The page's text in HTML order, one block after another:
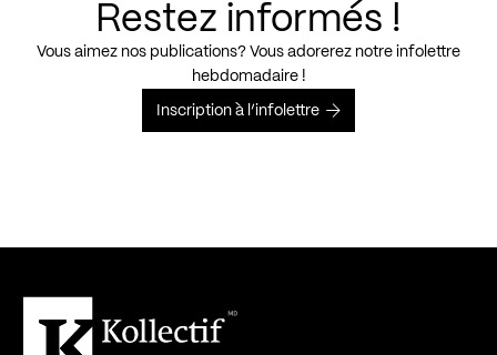
Restez informés !
Vous aimez nos publications? Vous adorerez notre infolettre
hebdomadaire !
Inscription à l’infolettre